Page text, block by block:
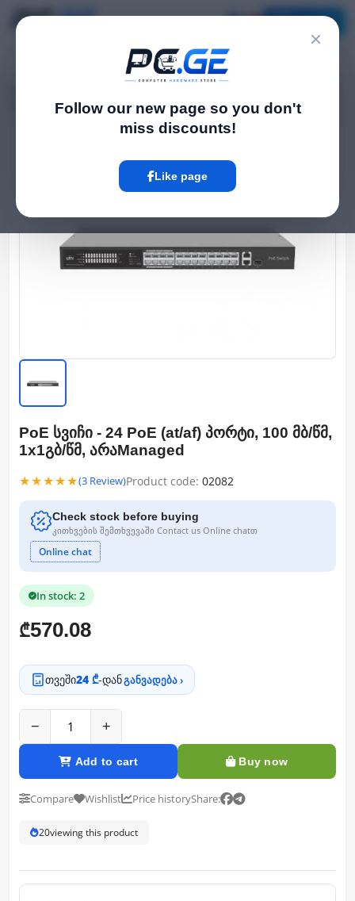
×
Follow our new page so you don't
miss discounts!
Like page
PoE სვიჩი - 24 PoE (at/af) პორტი, 100 მბ/წმ, 1x1გბ/წმ, არაManaged
PoE სვიჩი - 24 PoE (at/af) პორტი, 100 მბ/წმ,
1x1გბ/წმ, არაManaged
★★★★★(3 Review)Product code: 02082
Check stock before buying
კითხვების შემთხვევაში Contact us Online chatთ
Online chat
In stock: 2
₾570.08
თვეში24 ₾-დანგანვადება ›
− +
Add to cart Buy now
Compare Wishlist Price historyShare:
20viewing this product